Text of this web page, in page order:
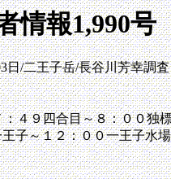
情報1,990号
日/二王子岳/長谷川芳幸調
９四合目～８：００独
子～１２：００一王子水